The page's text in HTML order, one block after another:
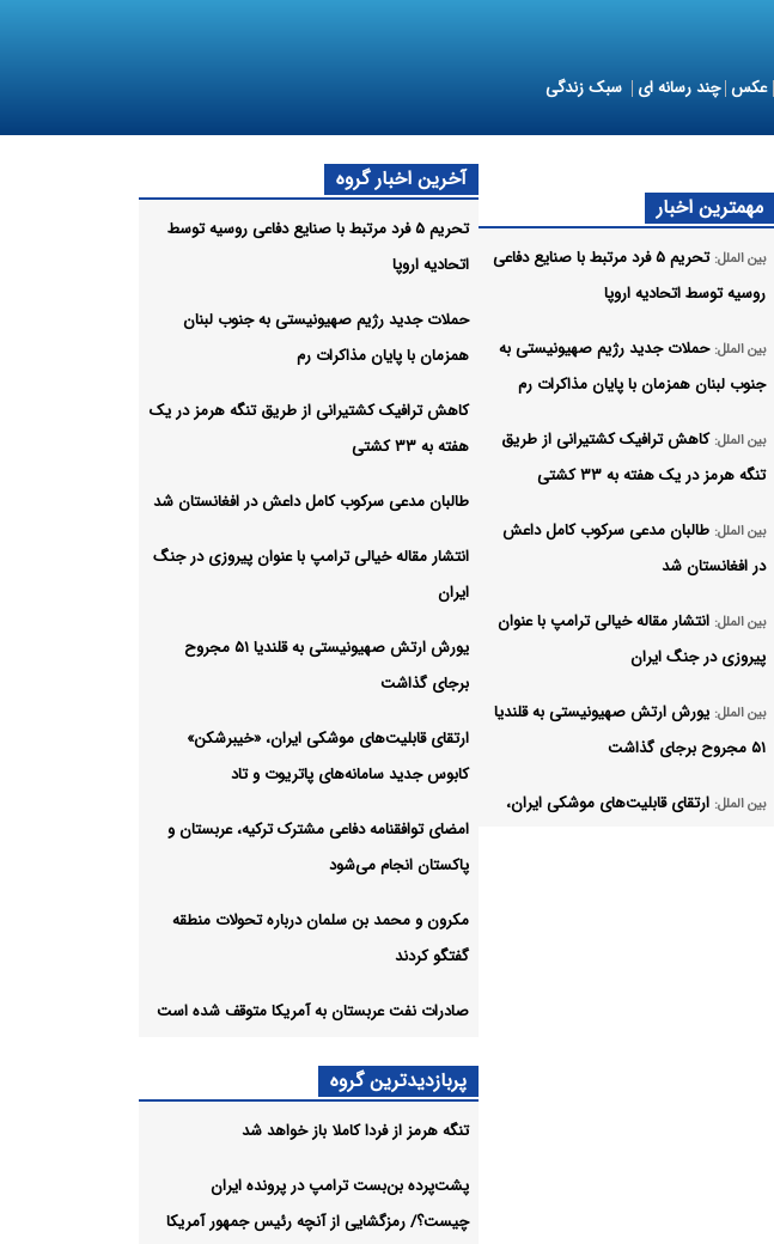
عکس چند رسانه ای سبک زندگی
مهمترین اخبار
بین الملل:
تحریم ۵ فرد مرتبط با صنایع دفاعی
روسیه توسط اتحادیه اروپا
بین الملل: حملات جدید رژیم صهیونیستی به
جنوب لبنان همزمان با پایان مذاکرات رم
بین الملل: کاهش ترافیک کشتیرانی از طریق
تنگه هرمز در یک هفته به ۳۳ کشتی
بین الملل: طالبان مدعی سرکوب کامل داعش
در افغانستان شد
بین الملل: انتشار مقاله خیالی ترامپ با عنوان
پیروزی در جنگ ایران
بین الملل: یورش ارتش صهیونیستی به قلندیا
۵۱ مجروح برجای گذاشت
بین الملل: ارتقای قابلیت‌های موشکی ایران،
آخرین اخبار گروه
تحریم ۵ فرد مرتبط با صنایع دفاعی روسیه توسط
اتحادیه اروپا
حملات جدید رژیم صهیونیستی به جنوب لبنان
همزمان با پایان مذاکرات رم
کاهش ترافیک کشتیرانی از طریق تنگه هرمز در یک
هفته به ۳۳ کشتی
طالبان مدعی سرکوب کامل داعش در افغانستان شد
انتشار مقاله خیالی ترامپ با عنوان پیروزی در جنگ
ایران
یورش ارتش صهیونیستی به قلندیا ۵۱ مجروح
برجای گذاشت
ارتقای قابلیت‌های موشکی ایران، «خیبرشکن»
کابوس جدید سامانه‌های پاتریوت و تاد
امضای توافقنامه دفاعی مشترک ترکیه، عربستان و
پاکستان انجام می‌شود
مکرون و محمد بن سلمان درباره تحولات منطقه
گفتگو کردند
صادرات نفت عربستان به آمریکا متوقف شده است
پربازدیدترین گروه
تنگه هرمز از فردا کاملا باز خواهد شد
پشت‌پرده بن‌بست ترامپ در پرونده ایران
چیست؟/ رمزگشایی از آنچه رئیس جمهور آمریکا